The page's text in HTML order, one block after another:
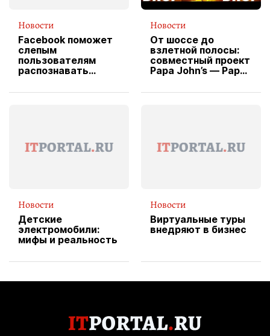
Новости
Facebook поможет
слепым
пользователям
распознавать
Новости
От шоссе до
взлетной полосы:
совместный проект
Papa John’s — Papa
вводит
Новости
Детские
электромобили:
мифы и реальность
Новости
Виртуальные туры
внедряют в бизнес